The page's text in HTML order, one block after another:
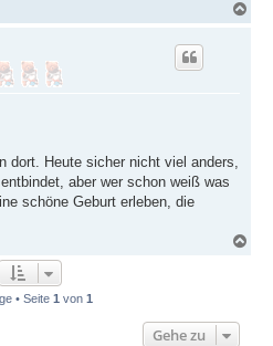
a
dort. Heute sicher nicht viel anders,
aber wer schon weiß was
schöne Geburt erleben, die
• Seite 1 von 1
Gehe zu